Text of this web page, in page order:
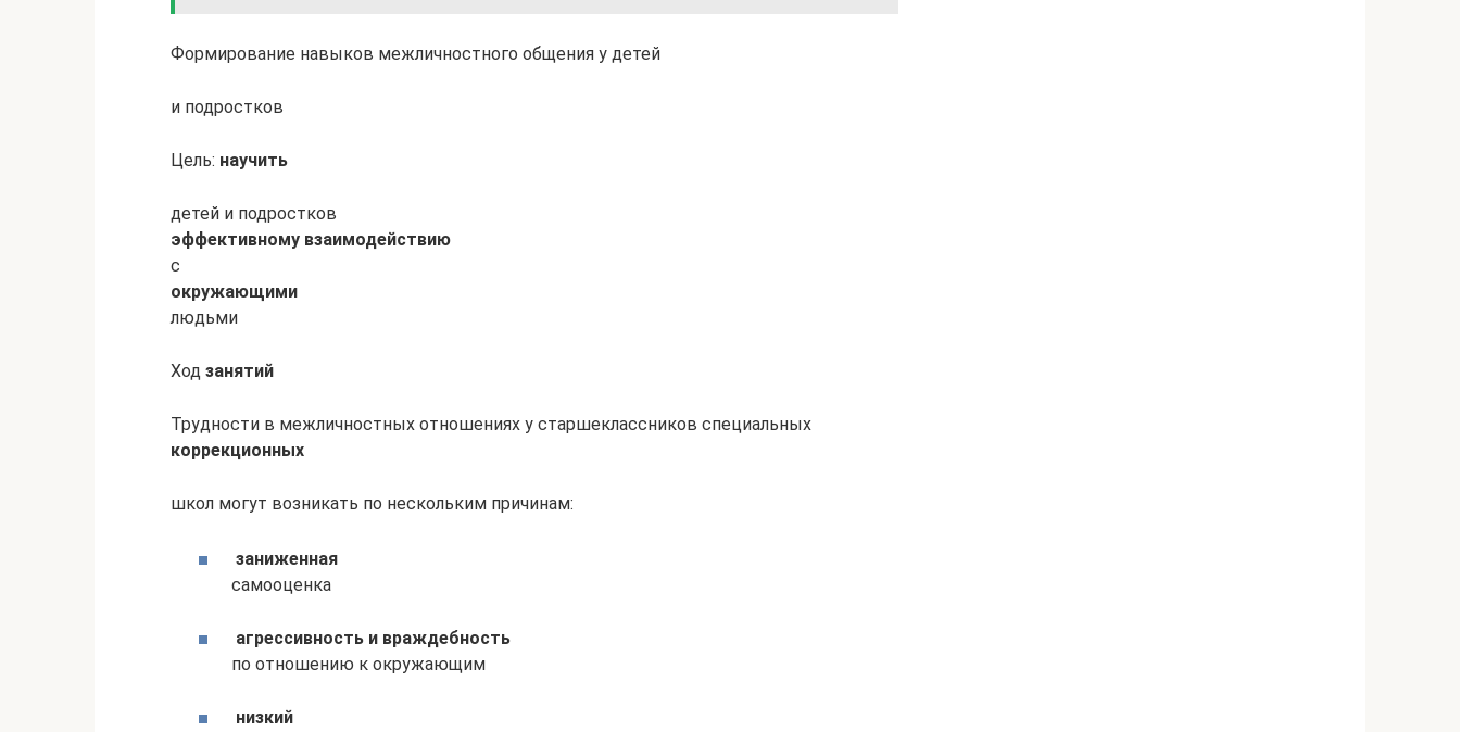
Формирование навыков межличностного общения у детей
и подростков
Цель: научить
детей и подростков
эффективному взаимодействию
с
окружающими
людьми
Ход занятий
Трудности в межличностных отношениях у старшеклассников специальных
коррекционных
школ могут возникать по нескольким причинам:
заниженная
самооценка
агрессивность и враждебность
по отношению к окружающим
низкий